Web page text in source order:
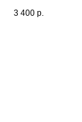
3 400 р.